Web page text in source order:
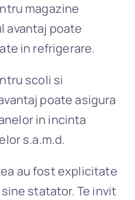
magazine
avantaj poate
in refrigerare.
scoli si
poate asigura
in incinta
s.a.m.d.
au fost explicitate
statator. Te invit